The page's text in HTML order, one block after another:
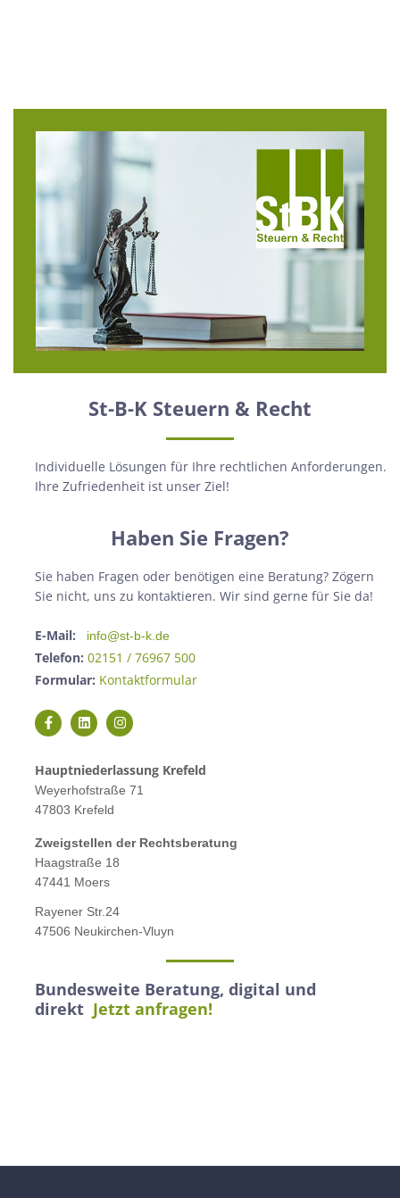
St-B-K Steuern & Recht
Individuelle Lösungen für Ihre rechtlichen Anforderungen.
Ihre Zufriedenheit ist unser Ziel!
Haben Sie Fragen?
Sie haben Fragen oder benötigen eine Beratung? Zögern
Sie nicht, uns zu kontaktieren. Wir sind gerne für Sie da!
E-Mail: info@st-b-k.de
Telefon: 02151 / 76967 500
Formular: Kontaktformular
Hauptniederlassung Krefeld
Weyerhofstraße 71
47803 Krefeld
Zweigstellen der Rechtsberatung
Haagstraße 18
47441 Moers
Rayener Str.24
47506 Neukirchen-Vluyn
Bundesweite Beratung, digital und
direkt Jetzt anfragen!